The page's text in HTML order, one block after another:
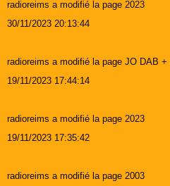
radioreims a modifié la page 2023
30/11/2023 20:13:44
radioreims a modifié la page JO DAB +
19/11/2023 17:44:14
radioreims a modifié la page 2023
19/11/2023 17:35:42
radioreims a modifié la page 2003